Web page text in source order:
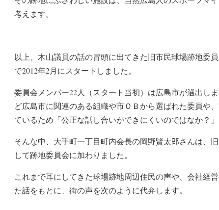
考えます。
以上、木山議員の話の冒頭に出てきた旧市民球場跡地委
で2012年2月にスタートしました。
委員会メンバー22人（スタート当初）は広島市が選出し
ど広島市に関連のある組織や市ＯＢから選ばれた委員や
ているため「公正な話し合いができにくいのではなか？
そんな中、大手町一丁目町内会長の岡野賢太郎さんは、
して跡地委員会に加わりました。
これまで耳にしてきた球場跡地周辺住民の声や、会社経
た話をもとに、街の声を次のように代弁します。